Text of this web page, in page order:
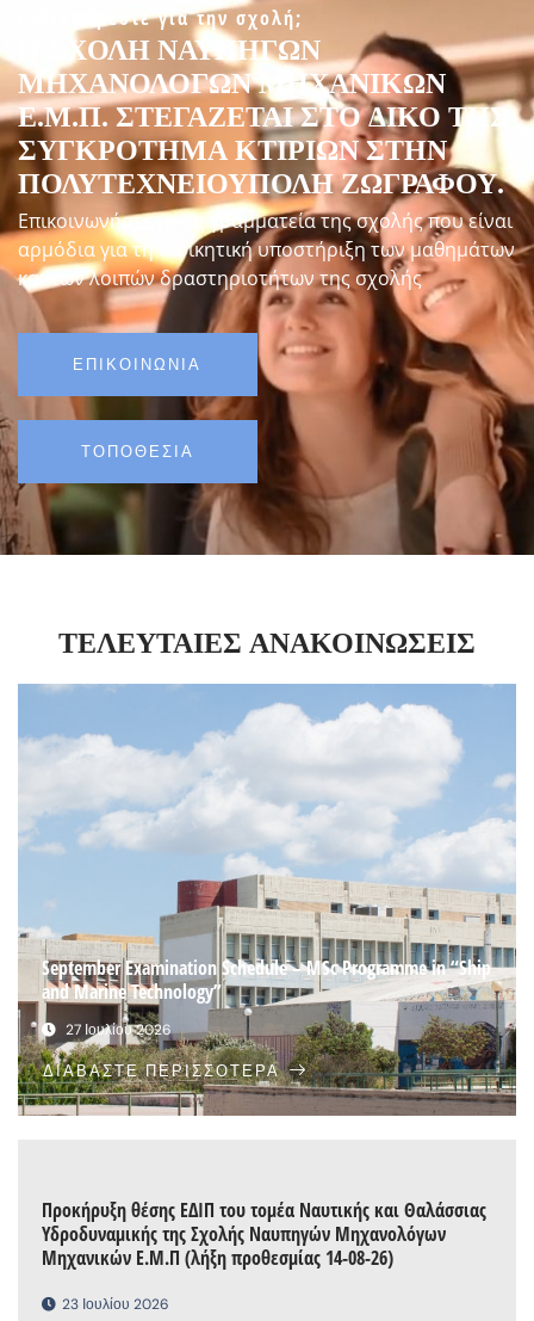
Ενδιαφέρεστε για την σχολή;
Η ΣΧΟΛΉ ΝΑΥΠΗΓΏΝ
ΜΗΧΑΝΟΛΌΓΩΝ ΜΗΧΑΝΙΚΏΝ
Ε.Μ.Π. ΣΤΕΓΆΖΕΤΑΙ ΣΤΟ ΔΙΚΌ ΤΗΣ
ΣΥΓΚΡΌΤΗΜΑ ΚΤΙΡΊΩΝ ΣΤΗΝ
ΠΟΛΥΤΕΧΝΕΙΟΎΠΟΛΗ ΖΩΓΡΆΦΟΥ.
Επικοινωνήστε με τη γραμματεία της σχολής που είναι
αρμόδια για τη διοικητική υποστήριξη των μαθημάτων
και των λοιπών δραστηριοτήτων της σχολής
ΕΠΙΚΟΙΝΩΝΊΑ
ΤΟΠΟΘΕΣΊΑ
ΤΕΛΕΥΤΑΊΕΣ ΑΝΑΚΟΙΝΏΣΕΙΣ
September Examination Schedule – MSc Programme in “Ship
and Marine Technology”
27 Ιουλίου 2026
ΔΙΑΒΆΣΤΕ ΠΕΡΙΣΣΌΤΕΡΑ
Προκήρυξη θέσης ΕΔΙΠ του τομέα Ναυτικής και Θαλάσσιας
Υδροδυναμικής της Σχολής Ναυπηγών Μηχανολόγων
Μηχανικών Ε.Μ.Π (λήξη προθεσμίας 14-08-26)
23 Ιουλίου 2026